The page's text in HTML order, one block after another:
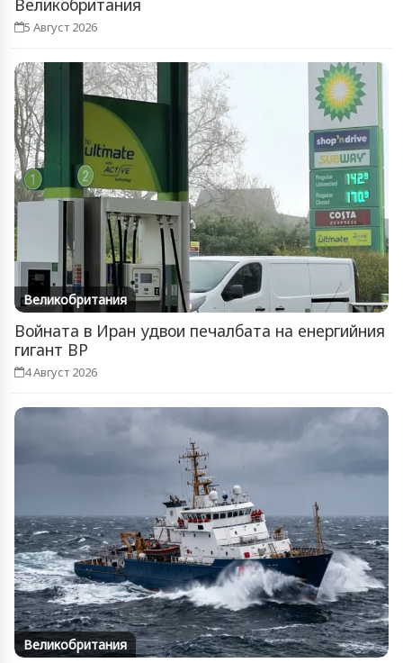
Великобритания
5 Август 2026
Великобритания
Войната в Иран удвои печалбата на енергийния
гигант BP
4 Август 2026
Великобритания